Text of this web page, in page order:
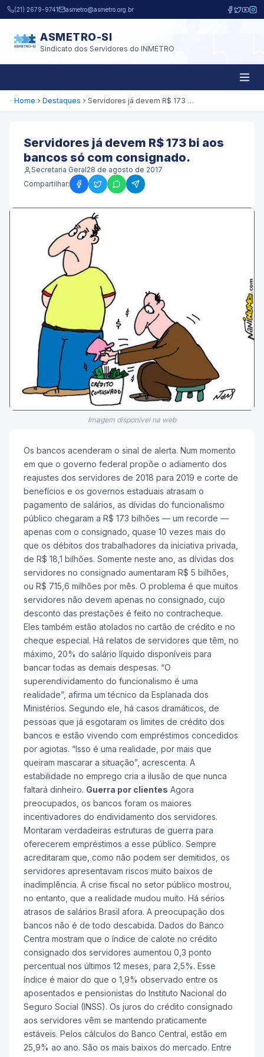
Pular para o conteúdo principal
(21) 2679-9741 asmetro@asmetro.org.br
ASMETRO-SI
Sindicato dos Servidores do INMETRO
Home Destaques Servidores já devem R$ 173 bi aos bancos só com consignado.
Servidores já devem R$ 173 bi aos
bancos só com consignado.
Secretaria Geral28 de agosto de 2017
Compartilhar:
Imagem disponível na web
Os bancos acenderam o sinal de alerta. Num momento
em que o governo federal propõe o adiamento dos
reajustes dos servidores de 2018 para 2019 e corte de
benefícios e os governos estaduais atrasam o
pagamento de salários, as dívidas do funcionalismo
público chegaram a R$ 173 bilhões — um recorde —
apenas com o consignado, quase 10 vezes mais do
que os débitos dos trabalhadores da iniciativa privada,
de R$ 18,1 bilhões. Somente neste ano, as dívidas dos
servidores no consignado aumentaram R$ 5 bilhões,
ou R$ 715,6 milhões por mês. O problema é que muitos
servidores não devem apenas no consignado, cujo
desconto das prestações é feito no contracheque.
Eles também estão atolados no cartão de crédito e no
cheque especial. Há relatos de servidores que têm, no
máximo, 20% do salário líquido disponíveis para
bancar todas as demais despesas. “O
superendividamento do funcionalismo é uma
realidade”, afirma um técnico da Esplanada dos
Ministérios. Segundo ele, há casos dramáticos, de
pessoas que já esgotaram os limites de crédito dos
bancos e estão vivendo com empréstimos concedidos
por agiotas. “Isso é uma realidade, por mais que
queiram mascarar a situação”, acrescenta. A
estabilidade no emprego cria a ilusão de que nunca
faltará dinheiro. Guerra por clientes Agora
preocupados, os bancos foram os maiores
incentivadores do endividamento dos servidores.
Montaram verdadeiras estruturas de guerra para
oferecerem empréstimos a esse público. Sempre
acreditaram que, como não podem ser demitidos, os
servidores apresentavam riscos muito baixos de
inadimplência. A crise fiscal no setor público mostrou,
no entanto, que a realidade mudou muito. Há sérios
atrasos de salários Brasil afora. A preocupação dos
bancos não é de todo descabida. Dados do Banco
Centra mostram que o índice de calote no crédito
consignado dos servidores aumentou 0,3 ponto
percentual nos últimos 12 meses, para 2,5%. Esse
índice é maior do que o 1,9% observado entre os
aposentados e pensionistas do Instituto Nacional do
Seguro Social (INSS). Os juros do crédito consignado
aos servidores vêm se mantendo praticamente
estáveis. Pelos cálculos do Banco Central, estão em
25,9% ao ano. São os mais baixos do mercado. Entre